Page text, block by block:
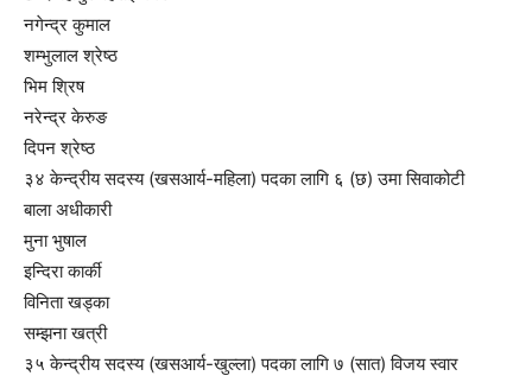
नगेन्द्र कुमाल
शम्भुलाल श्रेष्ठ
भिम श्रिष
नरेन्द्र केरुङ
दिपन श्रेष्ठ
३४ केन्द्रीय सदस्य (खसआर्य-महिला) पदका लागि ६ (छ) उमा सिवाकोटी
बाला अधीकारी
मुना भुषाल
इन्दिरा कार्की
विनिता खड्का
सम्झना खत्री
३५ केन्द्रीय सदस्य (खसआर्य-खुल्ला) पदका लागि ७ (सात) विजय स्वार